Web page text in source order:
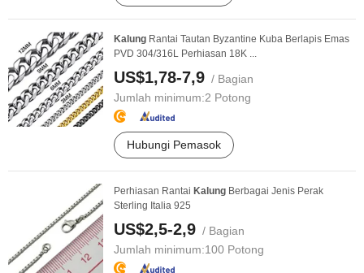
Kalung Rantai Tautan Byzantine Kuba Berlapis Emas
PVD 304/316L Perhiasan 18K ...
US$1,78-7,9 / Bagian
Jumlah minimum:2 Potong
Hubungi Pemasok
Perhiasan Rantai Kalung Berbagai Jenis Perak
Sterling Italia 925
US$2,5-2,9 / Bagian
Jumlah minimum:100 Potong